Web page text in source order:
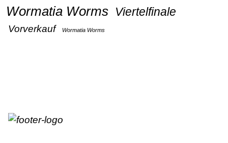
Wormatia Worms Viertelfinale
Vorverkauf Wormatia Worms